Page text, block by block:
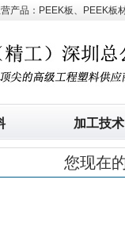
产品：PEEK板、PEEK板
加工技术
您现在